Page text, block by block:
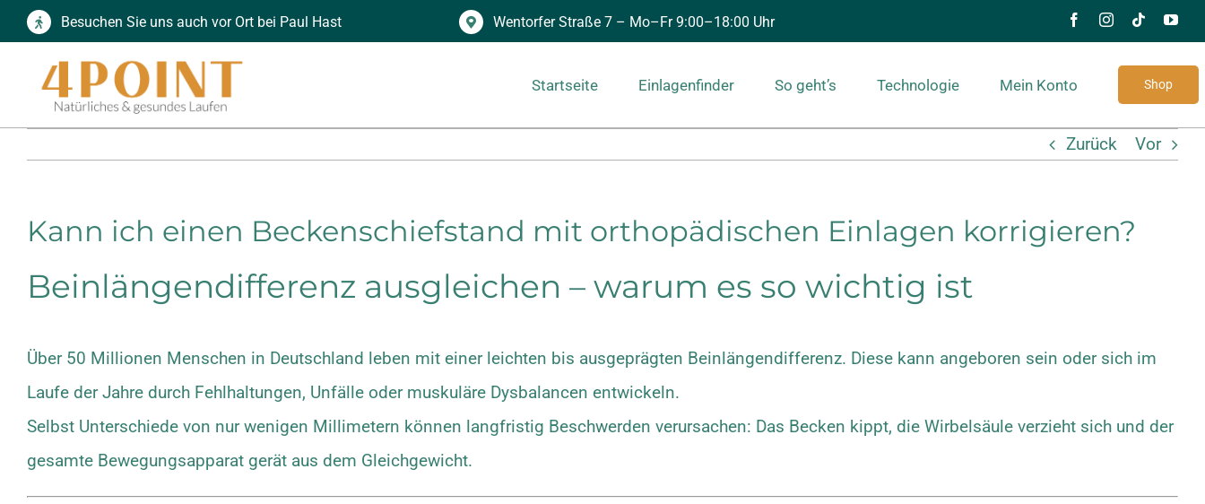
Zum
springen
Besuchen Sie uns auch vor Ort bei Paul Hast Wentorfer Straße 7 – Mo–Fr 9:00–18:00 Uhr
Startseite Einlagenfinder So geht’s Technologie Mein Konto Shop
Zurück Vor
Kann ich einen Beckenschiefstand mit orthopädischen Einlagen korrigieren?
Beinlängendifferenz ausgleichen – warum es so wichtig ist
Über 50 Millionen Menschen in Deutschland leben mit einer leichten bis ausgeprägten Beinlängendifferenz. Diese kann angeboren sein oder sich im
Laufe der Jahre durch Fehlhaltungen, Unfälle oder muskuläre Dysbalancen entwickeln.
Selbst Unterschiede von nur wenigen Millimetern können langfristig Beschwerden verursachen: Das Becken kippt, die Wirbelsäule verzieht sich und der
gesamte Bewegungsapparat gerät aus dem Gleichgewicht.